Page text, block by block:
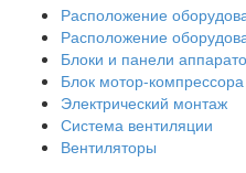
Расположение
Расположение
Блоки и панели
Блок мотор-компрессора
Электрический монтаж
Система вентиляции
Вентиляторы